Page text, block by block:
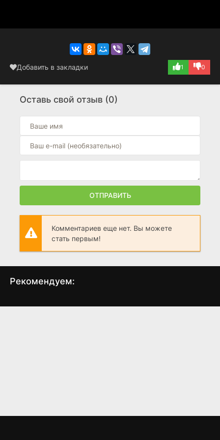
Добавить в закладки 1 0
Оставь свой отзыв (0)
ОТПРАВИТЬ
Комментариев еще нет. Вы можете
стать первым!
Рекомендуем:
Равноденствие
Падение в мёртвые